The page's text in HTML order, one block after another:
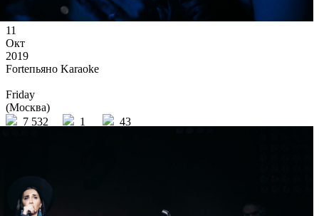
11
Окт
2019
Forteпьяно Karaoke
Friday
(Москва)
7 532
1 43